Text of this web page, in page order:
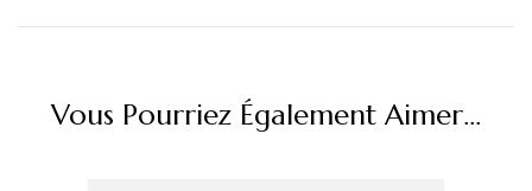
Vous Pourriez Également Aimer...